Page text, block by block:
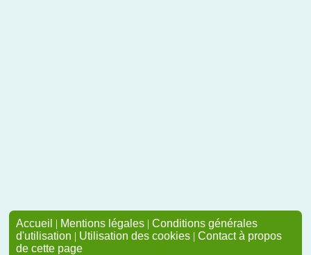
Accueil | Mentions légales | Conditions générales
d'utilisation | Utilisation des cookies | Contact à propos
de cette page